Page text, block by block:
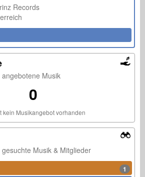
Records
Musik
0
kein Musikangebot vorhanden
Musik & Mitglieder
1